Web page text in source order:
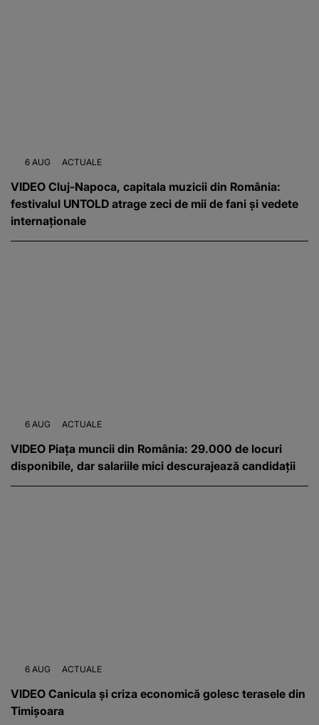
6 AUG ACTUALE
VIDEO Cluj-Napoca, capitala muzicii din România:
festivalul UNTOLD atrage zeci de mii de fani și vedete
internaționale
6 AUG ACTUALE
VIDEO Piața muncii din România: 29.000 de locuri
disponibile, dar salariile mici descurajează candidații
6 AUG ACTUALE
VIDEO Canicula și criza economică golesc terasele din
Timișoara